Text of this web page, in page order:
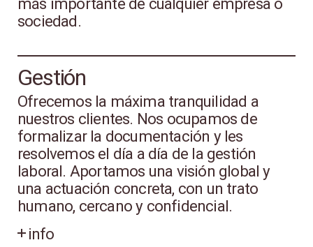
más importante de cualquier empresa o
sociedad.
Gestión
Ofrecemos la máxima tranquilidad a
nuestros clientes. Nos ocupamos de
formalizar la documentación y les
resolvemos el día a día de la gestión
laboral. Aportamos una visión global y
una actuación concreta, con un trato
humano, cercano y confidencial.
info